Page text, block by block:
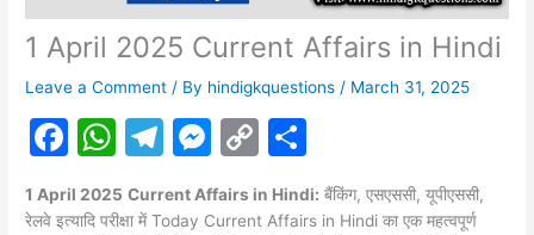
1 April 2025 Current Affairs in Hindi
Leave a Comment / By hindigkquestions / March 31, 2025
F
c
W
at
T
e
M
s
C
p
h
ar
1 April 2025 Current Affairs in Hindi: बैंकिंग, एसएससी, यूपीएससी,
रेलवे इत्यादि परीक्षा में Today Current Affairs in Hindi का एक महत्वपूर्ण